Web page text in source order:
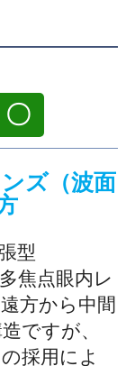
〇
ズ（波面
型
焦点眼内レ
方から中間
ですが、
採用によ